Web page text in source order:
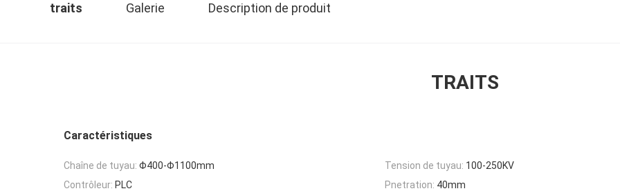
traits Galerie Description de produit
TRAITS
Caractéristiques
Chaîne de tuyau: Φ400-Φ1100mm Tension de tuyau: 100-250KV
Contrôleur: PLC Pnetration: 40mm